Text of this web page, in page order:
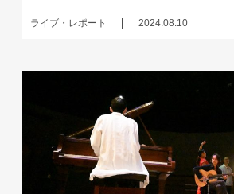
ライブ・レポート 2024.08.10